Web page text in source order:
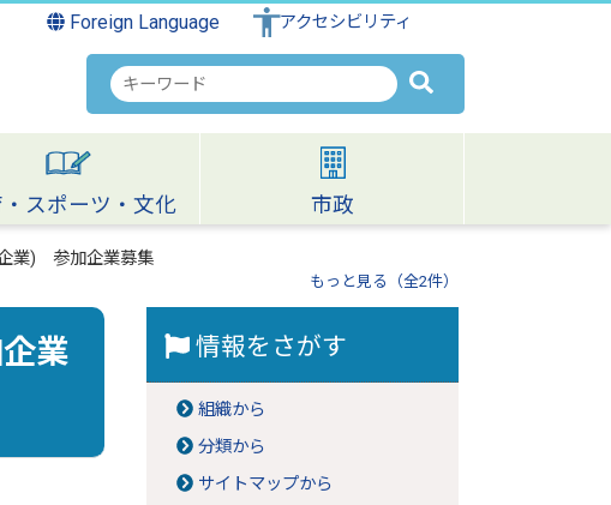
Foreign Language アクセシビリティ
検
索
キ
ワ
ー
ド
スポーツ・文化 市政
業) 参加企業募集
もっと見る（全2件）
業
情報をさがす
組織から
分類から
サイトマップから